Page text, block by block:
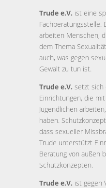
Trude e.V. ist eine
Fachberatungsstelle.
arbeiten Menschen,
dem Thema
auch, was gegen
Gewalt zu tun ist.
Trude e.V. setzt sich
Einrichtungen, die
Jugendlichen
haben.
dass sexueller
Trude unterstützt
Beratung von außen
Schutzkonzepten.
Trude e.V. ist gegen